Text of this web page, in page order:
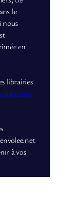
le
nous
en
librairies
du
à vos